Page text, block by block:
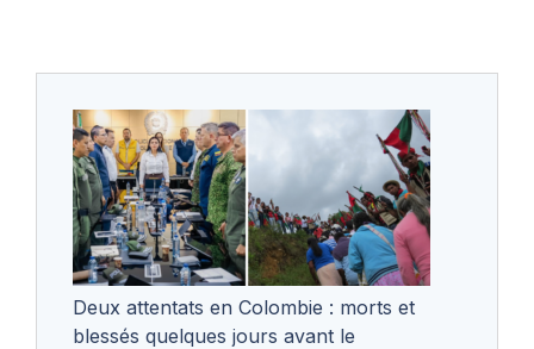
Deux attentats en Colombie : morts et
blessés quelques jours avant le